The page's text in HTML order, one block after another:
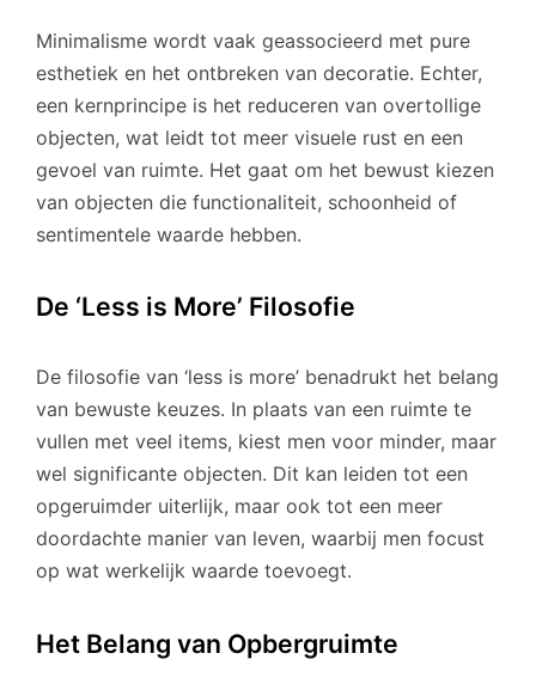
Minimalisme wordt vaak geassocieerd met pure
esthetiek en het ontbreken van decoratie. Echter,
een kernprincipe is het reduceren van overtollige
objecten, wat leidt tot meer visuele rust en een
gevoel van ruimte. Het gaat om het bewust kiezen
van objecten die functionaliteit, schoonheid of
sentimentele waarde hebben.
De ‘Less is More’ Filosofie
De filosofie van ‘less is more’ benadrukt het belang
van bewuste keuzes. In plaats van een ruimte te
vullen met veel items, kiest men voor minder, maar
wel significante objecten. Dit kan leiden tot een
opgeruimder uiterlijk, maar ook tot een meer
doordachte manier van leven, waarbij men focust
op wat werkelijk waarde toevoegt.
Het Belang van Opbergruimte